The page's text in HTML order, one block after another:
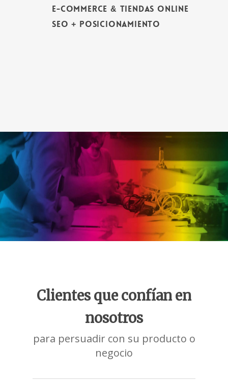
E-COMMERCE & TIENDAS ONLINE
SEO + POSICIONAMIENTO
Clientes que confían en
nosotros
para persuadir con su producto o
negocio